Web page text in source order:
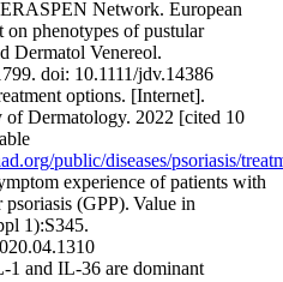
Network. European
on phenotypes of pustular
Dermatol Venereol.
doi: 10.1111/jdv.14386
options. [Internet].
of Dermatology. 2022 [cited 10
public/diseases/psoriasis/
experience of patients with
psoriasis (GPP). Value in
1):S345.
1 and IL-36 are dominant